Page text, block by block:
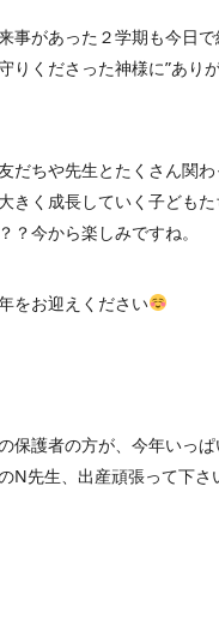
事があった２学期も今日
りくださった神様に”あり
だちや先生とたくさん関
きく成長していく子ども
？今から楽しみですね。
をお迎えください
保護者の方が、今年いっ
N先生、出産頑張って下